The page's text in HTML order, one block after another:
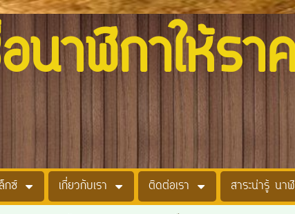
ฬิกาให้รา
กซ์ เกี่ยวกับเรา ติดต่อเรา สาระน่ารู้ นา